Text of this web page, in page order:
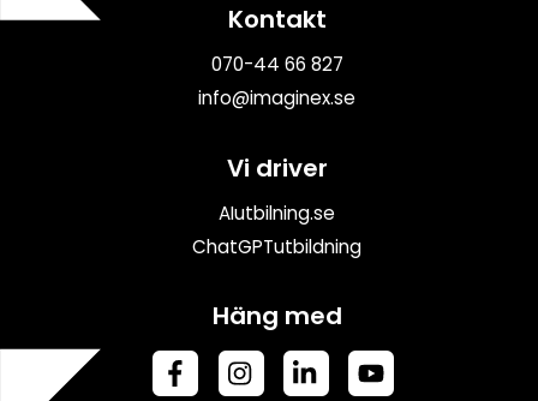
Kontakt
070-44 66 827
info@imaginex.se
Vi driver
AIutbilning.se
ChatGPTutbildning
Häng med